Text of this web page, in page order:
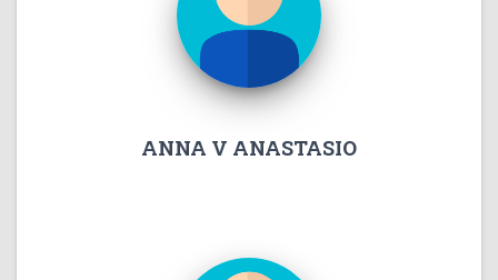
ANNA V ANASTASIO